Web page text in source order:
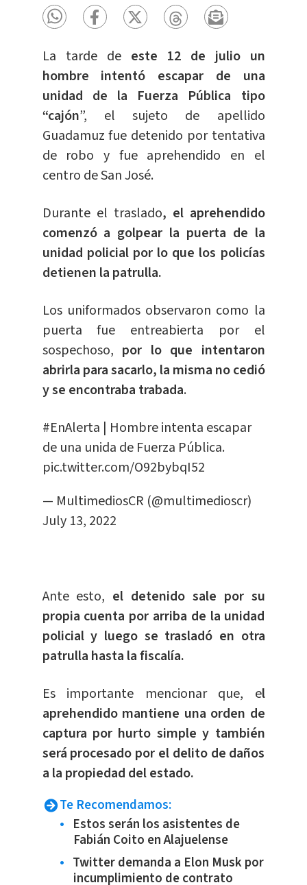
La tarde de este 12 de julio un
hombre intentó escapar de una
unidad de la Fuerza Pública tipo
“cajón”, el sujeto de apellido
Guadamuz fue detenido por tentativa
de robo y fue aprehendido en el
centro de San José.
Durante el traslado, el aprehendido
comenzó a golpear la puerta de la
unidad policial por lo que los policías
detienen la patrulla.
Los uniformados observaron como la
puerta fue entreabierta por el
sospechoso, por lo que intentaron
abrirla para sacarlo, la misma no cedió
y se encontraba trabada.
#EnAlerta | Hombre intenta escapar
de una unida de Fuerza Pública.
pic.twitter.com/O92bybqI52
— MultimediosCR (@multimedioscr)
July 13, 2022
Ante esto, el detenido sale por su
propia cuenta por arriba de la unidad
policial y luego se trasladó en otra
patrulla hasta la fiscalía.
Es importante mencionar que, el
aprehendido mantiene una orden de
captura por hurto simple y también
será procesado por el delito de daños
a la propiedad del estado.
Te Recomendamos:
Estos serán los asistentes de
Fabián Coito en Alajuelense
Twitter demanda a Elon Musk por
incumplimiento de contrato